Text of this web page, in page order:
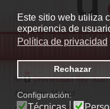
Este sitio web utiliza
experiencia de
Política de privacidad
Rechazar
Configuración:
Técnicas
© Universidad Rey
Móstoles. Madrid